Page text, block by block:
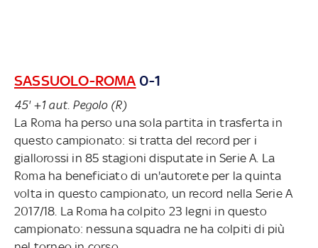
SASSUOLO-ROMA 0-1
45' +1 aut. Pegolo (R)
La Roma ha perso una sola partita in trasferta in
questo campionato: si tratta del record per i
giallorossi in 85 stagioni disputate in Serie A. La
Roma ha beneficiato di un'autorete per la quinta
volta in questo campionato, un record nella Serie A
2017/18. La Roma ha colpito 23 legni in questo
campionato: nessuna squadra ne ha colpiti di più